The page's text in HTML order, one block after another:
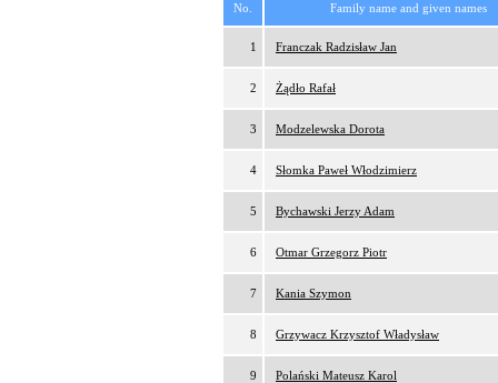
No. Family name and given names
1 Franczak Radzisław Jan
2 Żądło Rafał
3 Modzelewska Dorota
4 Słomka Paweł Włodzimierz
5 Bychawski Jerzy Adam
6 Otmar Grzegorz Piotr
7 Kania Szymon
8 Grzywacz Krzysztof Władysław
9 Polański Mateusz Karol